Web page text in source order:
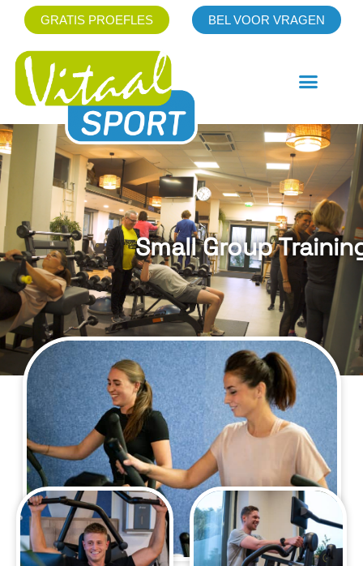
GRATIS PROEFLES BEL VOOR VRAGEN
Small Group